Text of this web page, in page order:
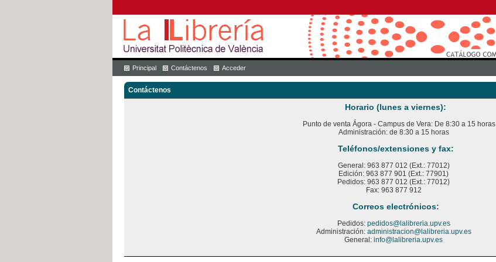
Principal Contáctenos Acceder
Contáctenos
Horario (lunes a viernes):
Punto de venta Ágora - Campus de Vera: De 8:30 a 15 horas
Administración: de 8:30 a 15 horas
Teléfonos/extensiones y fax:
General: 963 877 012 (Ext.: 77012)
Edición: 963 877 901 (Ext.: 77901)
Pedidos: 963 877 012 (Ext.: 77012)
Fax: 963 877 912
Correos electrónicos:
Pedidos: pedidos@lalibreria.upv.es
Administración: administracion@lalibreria.upv.es
General: info@lalibreria.upv.es